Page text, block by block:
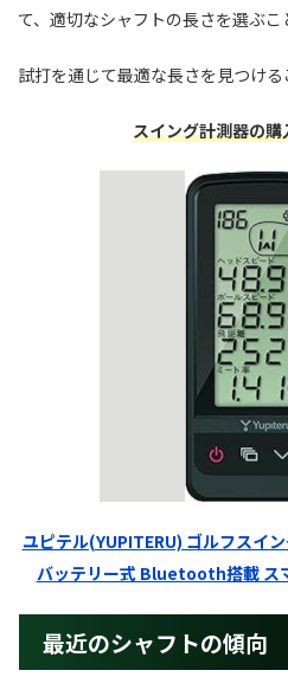
て、適切なシャフトの長さを選ぶこ
試打を通じて最適な長さを見つける
スイング計測器の
ユピテル(YUPITERU) ゴルフスイ
バッテリー式 Bluetooth搭載 ス
最近のシャフトの傾向